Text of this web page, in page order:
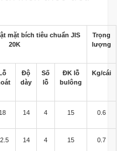
mặt bích tiêu chuẩn JIS
20K
Trọng
lượng
Độ
dày
Số
lỗ
ĐK lỗ
bulông
Kg/cái
18 14 4 15 0.6
14 4 15 0.7